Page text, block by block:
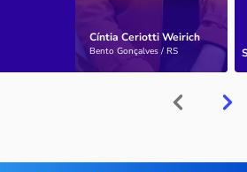
Cíntia Ceriotti Weirich
Bento Gonçalves / RS